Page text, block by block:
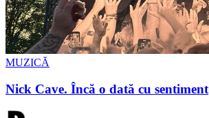
MUZICĂ
Nick Cave. Încă o dată cu sentiment